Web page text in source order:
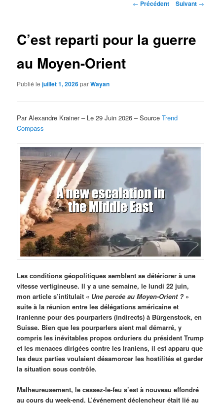
Navigation
← Précédent Suivant →
C’est reparti pour la guerre
au Moyen-Orient
Publié lejuillet 1, 2026parWayan
Par Alexandre Krainer – Le 29 Juin 2026 – SourceTrend
Compass
Les conditions géopolitiques semblent se détériorer à une
vitesse vertigineuse. Il y a une semaine, le lundi 22 juin,
mon article s’intitulait « Une percée au Moyen-Orient ? »
suite à la réunion entre les délégations américaine et
iranienne pour des pourparlers (indirects) à Bürgenstock, en
Suisse. Bien que les pourparlers aient mal démarré, y
compris les inévitables propos orduriers du président Trump
et les menaces dirigées contre les Iraniens, il est apparu que
les deux parties voulaient désamorcer les hostilités et garder
la situation sous contrôle.
Malheureusement, le cessez-le-feu s’est à nouveau effondré
au cours du week-end. L’événement déclencheur était lié au